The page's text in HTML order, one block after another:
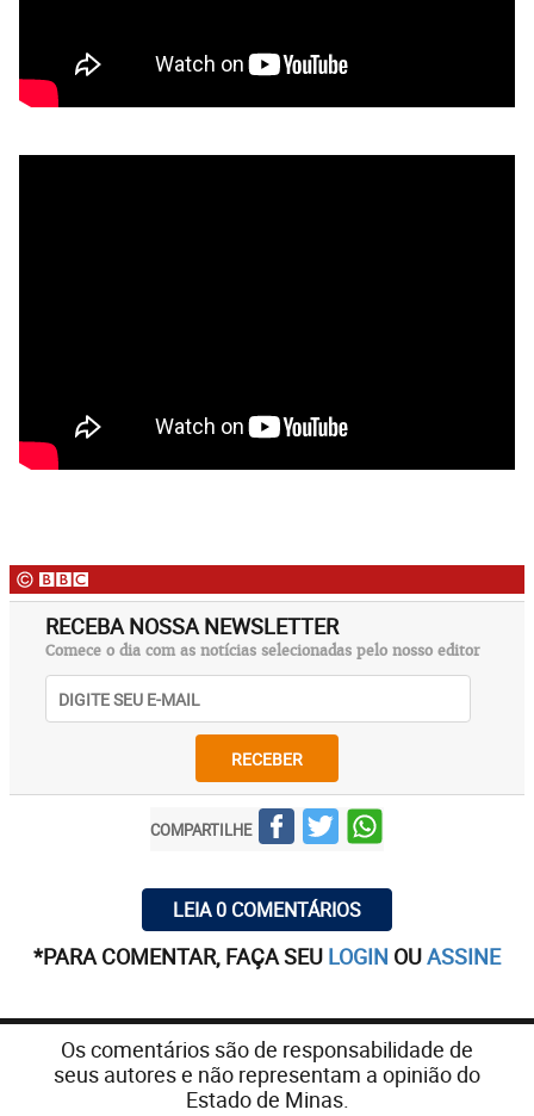
RECEBA NOSSA NEWSLETTER
Comece o dia com as notícias selecionadas pelo nosso editor
RECEBER
COMPARTILHE
LEIA 0 COMENTÁRIOS
*PARA COMENTAR, FAÇA SEU LOGIN OUASSINE
Os comentários são de responsabilidade de
seus autores e não representam a opinião do
Estado de Minas.